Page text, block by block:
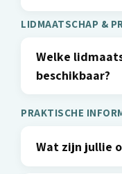
LIDMAATSCHAP &
Welke
beschikbaar?
PRAKTISCHE
Wat zijn jullie